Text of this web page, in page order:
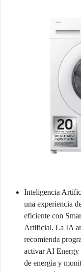
Inteligencia
una experiencia
eficiente con
Artificial. La IA
recomienda
activar AI Energy
de energía y